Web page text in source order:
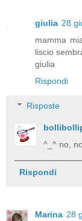
giulia 28
mamma
liscio
giulia
Rispondi
Risposte
^_^ no,
Rispondi
Marina 28